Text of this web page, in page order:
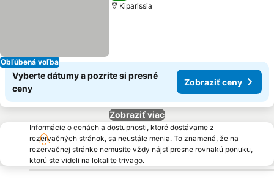
Obľúbená voľba
Kiparissia
Vyberte dátumy a pozrite si presné
ceny
Zobraziť ceny
Zobraziť viac
Informácie o cenách a dostupnosti, ktoré dostávame z
rezervačných stránok, sa neustále menia. To znamená, že na
rezervačnej stránke nemusíte vždy nájsť presne rovnakú ponuku,
ktorú ste videli na lokalite trivago.